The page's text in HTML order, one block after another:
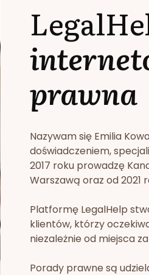
prawna
Nazywam się Emilia
doświadczeniem,
2017 roku prowadzę
Warszawą oraz od 2021
Platformę LegalHelp
klientów, którzy
niezależnie od miejsca
Porady prawne są